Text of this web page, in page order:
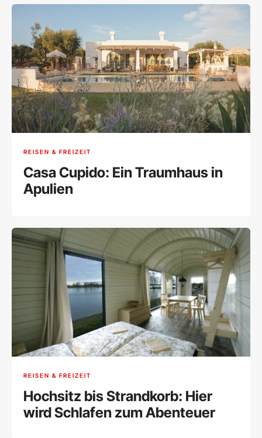
REISEN & FREIZEIT
Casa Cupido: Ein Traumhaus in
Apulien
REISEN & FREIZEIT
Hochsitz bis Strandkorb: Hier
wird Schlafen zum Abenteuer